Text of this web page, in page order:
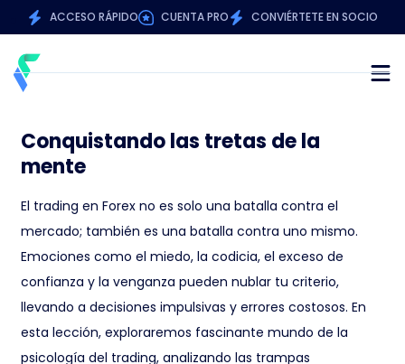
ACCESO RÁPIDO CUENTA PRO CONVIÉRTETE EN SOCIO
Conquistando las tretas de la
mente
El trading en Forex no es solo una batalla contra el
mercado; también es una batalla contra uno mismo.
Emociones como el miedo, la codicia, el exceso de
confianza y la venganza pueden nublar tu criterio,
llevando a decisiones impulsivas y errores costosos. En
esta lección, exploraremos fascinante mundo de la
psicología del trading, analizando las trampas